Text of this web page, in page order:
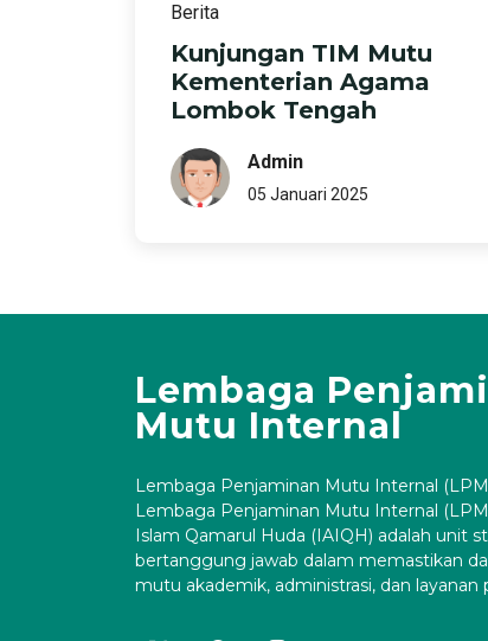
Berita
Kunjungan TIM Mutu
Kementerian Agama
Lombok Tengah
Admin
05 Januari 2025
Lembaga
Mutu Internal
Lembaga Penjaminan Mutu Internal
Lembaga Penjaminan Mutu Internal
Islam Qamarul Huda (IAIQH) adalah unit
bertanggung jawab dalam memastikan
mutu akademik, administrasi, dan layanan